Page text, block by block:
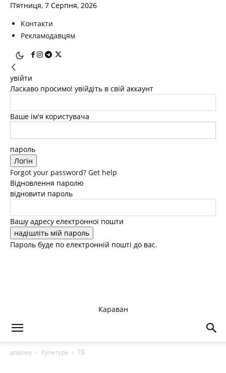
П’ятниця, 7 Серпня, 2026
Контакти
Рекламодавцям
увійти
Ласкаво просимо! увійдіть в свій аккаунт
Ваше ім'я користувача
пароль
Forgot your password? Get help
Відновлення паролю
відновити пароль
Вашу адресу електронної пошти
Пароль буде по електронній пошті до вас.
Караван
додому Культура ТБ